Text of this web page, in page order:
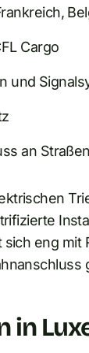
Cargo
und
an
eng mit
in